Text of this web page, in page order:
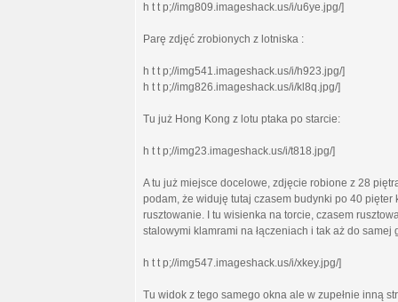
h t t p;//img809.imageshack.us/i/u6ye.jpg/]
Parę zdjęć zrobionych z lotniska :
h t t p;//img541.imageshack.us/i/h923.jpg/]
h t t p;//img826.imageshack.us/i/kl8q.jpg/]
Tu już Hong Kong z lotu ptaka po starcie:
h t t p;//img23.imageshack.us/i/t818.jpg/]
A tu już miejsce docelowe, zdjęcie robione z 28
podam, że widuję tutaj czasem budynki po 40
rusztowanie. I tu wisienka na torcie, czasem
stalowymi klamrami na łączeniach i tak aż do samej
h t t p;//img547.imageshack.us/i/xkey.jpg/]
Tu widok z tego samego okna ale w zupełnie inną